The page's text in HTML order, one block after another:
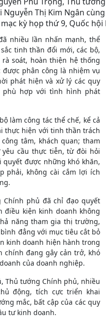
Nguyễn Thị Kim Ngân
kỳ họp thứ 9, Quốc hội
nhiều lần nhấn mạnh, thể
tinh thần đổi mới, các bộ,
soát, hoàn thiện hệ thống
phân công là nhiệm vụ
phát hiện và xử lý các quy
phù hợp với tình hình phát
làm công tác thể chế, kể cả
thực hiện với tinh thần trách
tâm, khách quan; tham
cầu thực tiễn, từ đòi hỏi
được những khó khăn,
phải, không cài cắm lợi ích
phủ đã chỉ đạo quyết
điều kiện kinh doanh không
năng tham gia thị trường,
đẳng với mục tiêu cắt bỏ
kinh doanh hiện hành trong
chính đang gây cản trở, khó
của doanh nghiệp.
Thủ tướng Chính phủ, nhiều
động, tích cực triển khai
mắc, bất cập của các quy
tư kinh doanh.